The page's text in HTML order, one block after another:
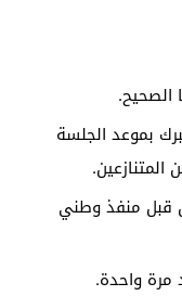
الصحيح.
بموعد الجلسة
قبل منفذ وطني
مرة واحدة.